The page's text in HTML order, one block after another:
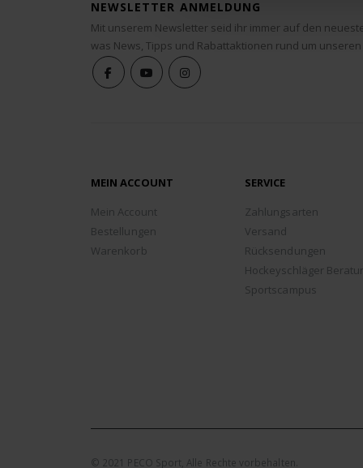
NEWSLETTER ANMELDUNG
Mit unserem Newsletter seid ihr immer auf den
was News, Tipps und Rabattaktionen rund um
MEIN ACCOUNT
Mein Account
Bestellungen
Warenkorb
SERVICE
Zahlungsarten
Versand
Rücksendungen
Hockeyschläger
Sportscampus
© 2021 PECO Sport, Alle Rechte vorbehalten.